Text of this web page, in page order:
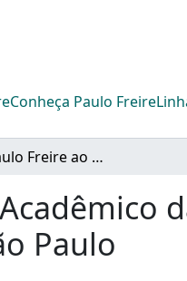
Conheça Paulo Freire
Visita de Paulo Freire ao Centro Acadêmico da Faculdade de Educação da Universidade de São Paulo
Paulo